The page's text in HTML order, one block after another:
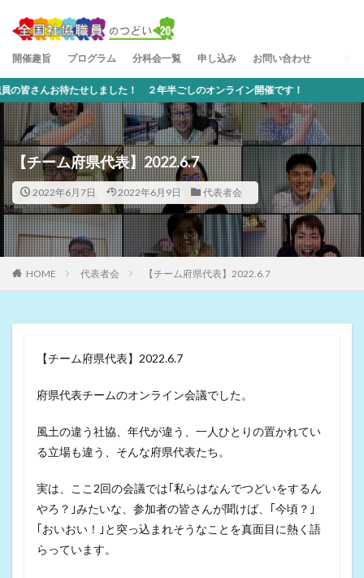
開催趣旨 プログラム 分科会一覧 申し込み お問い合わせ
んお待たせしました！ ２年半ごしのオンライン開催です！
【チーム府県代表】2022.6.7
2022年6月7日 2022年6月9日 代表者会
HOME 代表者会 【チーム府県代表】2022.6.7
【チーム府県代表】2022.6.7
府県代表チームのオンライン会議でした。
風土の違う社協、年代が違う、一人ひとりの置かれてい
る立場も違う、そんな府県代表たち。
実は、ここ2回の会議では｢私らはなんでつどいをするん
やろ？｣みたいな、参加者の皆さんが聞けば、｢今頃？｣
｢おいおい！｣と突っ込まれそうなことを真面目に熱く語
らっています。